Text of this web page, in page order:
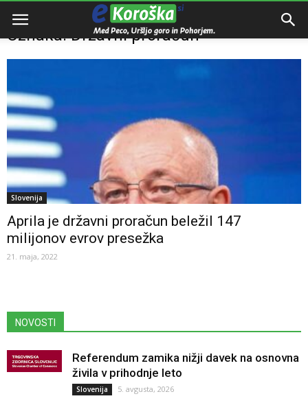
Domov Državni proračun
Oznaka: Državni proračun
Slovenija
Aprila je državni proračun beležil 147
milijonov evrov presežka
21. maja, 2022
NOVOSTI
Referendum zamika nižji davek na osnovna
živila v prihodnje leto
Slovenija 5. avgusta, 2026